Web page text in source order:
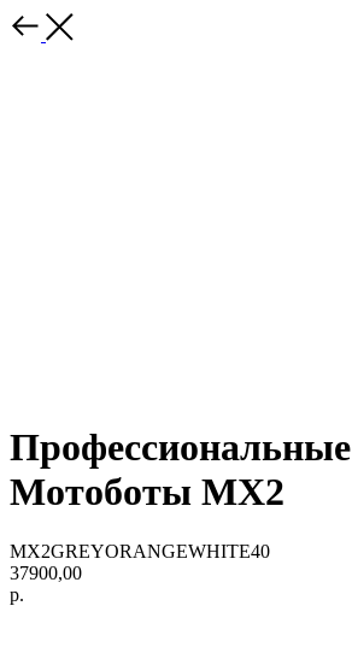
Профессиональные
Мотоботы MX2
MX2GREYORANGEWHITE40
37900,00
р.